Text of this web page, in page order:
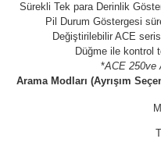
Sürekli Tek para Derinlik
Pil Durum Göstergesi
Değiştirilebilir ACE
Düğme ile kontrol
*ACE 250ve
Arama Modları (Ayrışım